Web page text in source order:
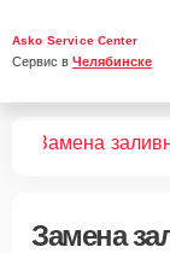
Asko Service Center
Сервис в Челябинске
Замена
Замена